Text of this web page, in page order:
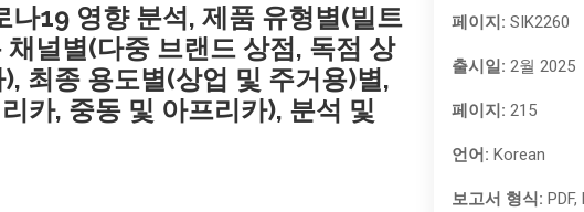
19 영향 분석, 제품 유형별(빌트
널별(다중 브랜드 상점, 독점 상
최종 용도별(상업 및 주거용)별,
카, 중동 및 아프리카), 분석 및
페이지: SIK2260
출시일: 2월 2025
페이지: 215
언어: Korean
보고서 형식: